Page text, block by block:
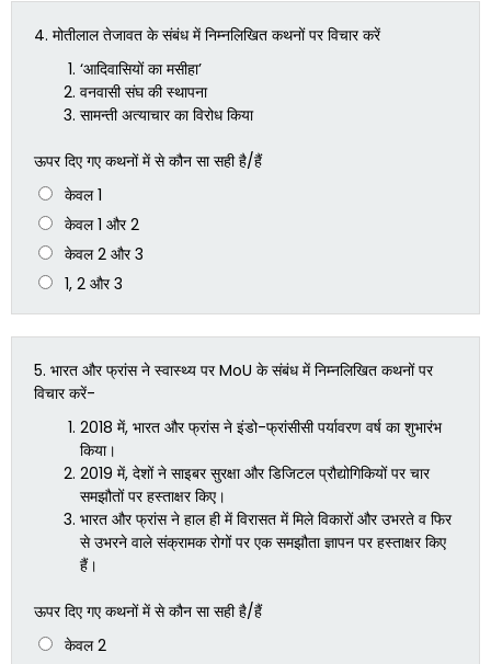
4. मोतीलाल तेजावत के संबंध में निम्नलिखित कथनों पर विचार करें
‘आदिवासियों का मसीहा’
वनवासी संघ की स्थापना
सामन्ती अत्याचार का विरोध किया
ऊपर दिए गए कथनों में से कौन सा सही है/हैं
केवल 1
केवल 1 और 2
केवल 2 और 3
1, 2 और 3
5. भारत और फ्रांस ने स्वास्थ्य पर MoU के संबंध में निम्नलिखित कथनों पर
विचार करें-
2018 में, भारत और फ्रांस ने इंडो-फ्रांसीसी पर्यावरण वर्ष का शुभारंभ
किया।
2019 में, देशों ने साइबर सुरक्षा और डिजिटल प्रौद्योगिकियों पर चार
समझौतों पर हस्ताक्षर किए।
भारत और फ्रांस ने हाल ही में विरासत में मिले विकारों और उभरते व फिर
से उभरने वाले संक्रामक रोगों पर एक समझौता ज्ञापन पर हस्ताक्षर किए
हैं।
ऊपर दिए गए कथनों में से कौन सा सही है/हैं
केवल 2